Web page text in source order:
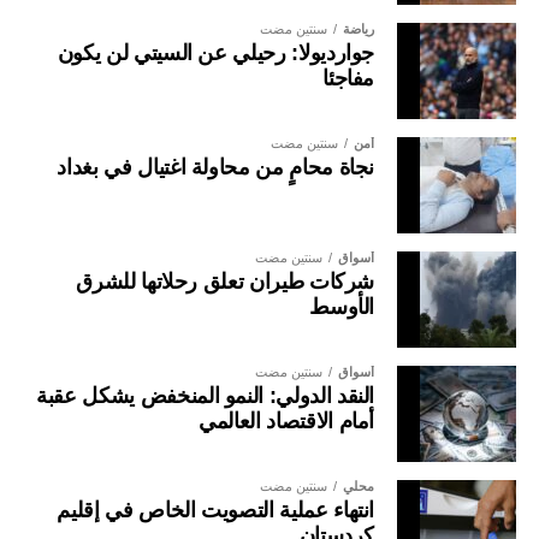
رياضة سنتين مضت
جوارديولا: رحيلي عن السيتي لن يكون
مفاجئا
أمن سنتين مضت
نجاة محامٍ من محاولة اغتيال في بغداد
أسواق سنتين مضت
شركات طيران تعلق رحلاتها للشرق
الأوسط
أسواق سنتين مضت
النقد الدولي: النمو المنخفض يشكل عقبة
أمام الاقتصاد العالمي
محلي سنتين مضت
انتهاء عملية التصويت الخاص في إقليم